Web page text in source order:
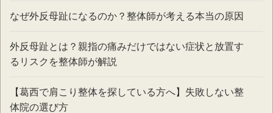
なぜ外反母趾になるのか？整体師が考える本当の原因
外反母趾とは？親指の痛みだけではない症状と放置す
るリスクを整体師が解説
【葛西で肩こり整体を探している方へ】失敗しない整
体院の選び方